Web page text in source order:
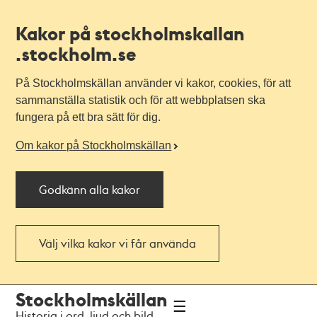
Kakor på stockholmskallan
.stockholm.se
På Stockholmskällan använder vi kakor, cookies, för att
sammanställa statistik och för att webbplatsen ska
fungera på ett bra sätt för dig.
Om kakor på Stockholmskällan
Godkänn alla kakor
Välj vilka kakor vi får använda
navigationen
huvudinnehållet
Stockholmskällan